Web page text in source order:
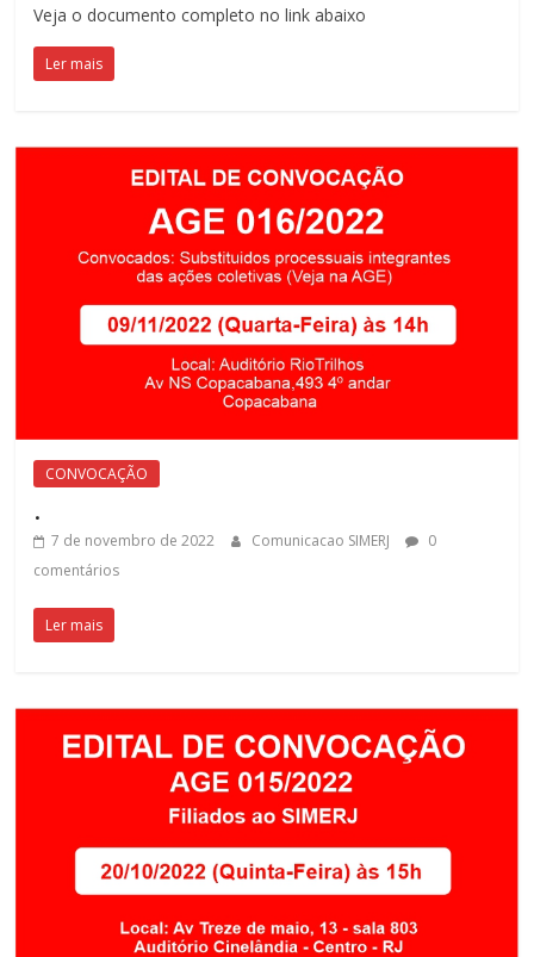
Veja o documento completo no link abaixo
Ler mais
CONVOCAÇÃO
.
7 de novembro de 2022 Comunicacao SIMERJ
0
comentários
Ler mais